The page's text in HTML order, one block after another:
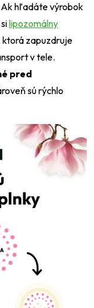
hľadáte výrobok
lipozomálny
ktorá zapuzdruje
v tele.
pred
sú rýchlo